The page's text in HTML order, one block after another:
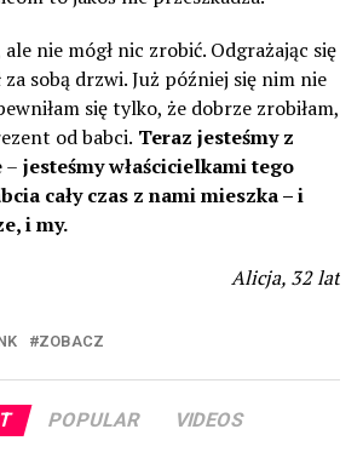
ale nie mógł nic zrobić. Odgrażając się
za sobą drzwi. Już później się nim nie
się tylko, że dobrze zrobiłam,
od babci. Teraz jesteśmy z
– jesteśmy właścicielkami tego
cały czas z nami mieszka – i
i my.
Alicja, 32 lat
ZOBACZ
POPULAR VIDEOS